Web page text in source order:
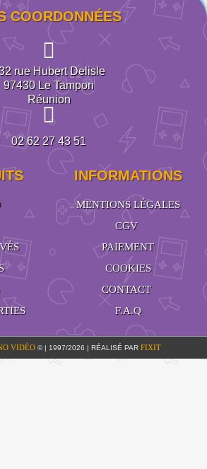
COORDONNÉES
rue Hubert Delisle
97430 Le Tampon
Réunion
02 62 27 43 51
INFORMATIONS
MENTIONS LÉGALES
CGV
PAIEMENT
COOKIES
CONTACT
F.A.Q
VIDÉO © | 1997/2026 | RÉALISÉ PAR FIXIT